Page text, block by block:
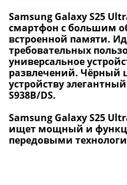
Samsung Galaxy S25
смартфон с большим
встроенной памяти.
требовательных
универсальное
развлечений. Чёрный
устройству
S938B/DS.
Samsung Galaxy S25
ищет мощный и
передовыми